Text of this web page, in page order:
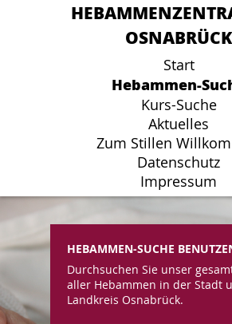
OSNABRÜCK
Start
Hebammen-
Kurs-Suche
Aktuelles
Zum Stillen
Datenschutz
Impressum
OSNABRÜCK
Start
Hebammen-
Kurs-Suche
Aktuelles
Zum Stillen
Datenschutz
Impressum
HEBAMMEN-SUCHE
Durchsuchen Sie unser
aller Hebammen in der Stadt
Landkreis Osnabrück.